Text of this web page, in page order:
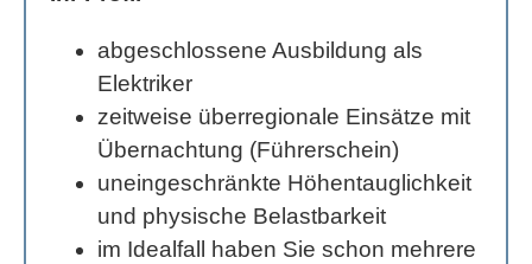
abgeschlossene Ausbildung als
Elektriker
zeitweise überregionale Einsätze mit
Übernachtung (Führerschein)
uneingeschränkte Höhentauglichkeit
und physische Belastbarkeit
im Idealfall haben Sie schon mehrere